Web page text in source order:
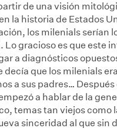
de una visión
la historia de Estados
los milenials serían
Lo gracioso es que este
a diagnósticos
decía que los milenials
a sus padres…
a hablar de la
temas tan viejos como
sinceridad al que sin